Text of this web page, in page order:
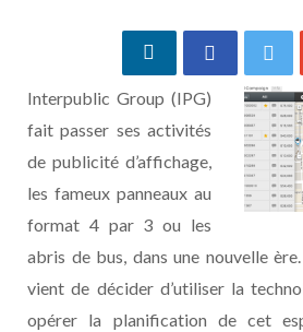
Interpublic Group (IPG)
fait passer ses activités
de publicité d’affichage,
les fameux panneaux au
format 4 par 3 ou les
abris de bus, dans une nouvelle
vient de décider d’utiliser la
opérer la planification de cet